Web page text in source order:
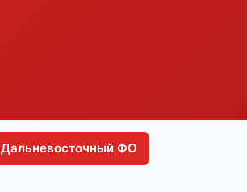
Дальневосточный ФО